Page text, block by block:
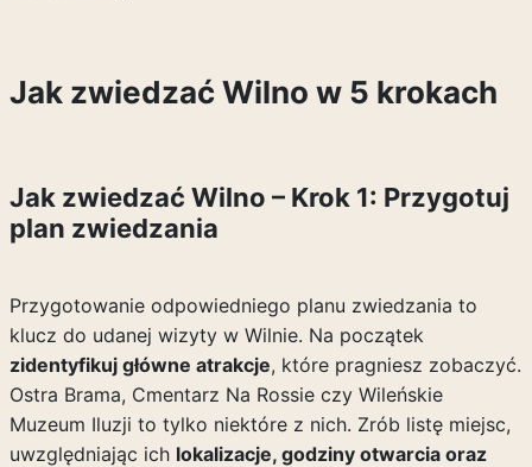
Jak zwiedzać Wilno w 5 krokach
Jak zwiedzać Wilno – Krok 1: Przygotuj
plan zwiedzania
Przygotowanie odpowiedniego planu zwiedzania to
klucz do udanej wizyty w Wilnie. Na początek
zidentyfikuj główne atrakcje, które pragniesz zobaczyć.
Ostra Brama, Cmentarz Na Rossie czy Wileńskie
Muzeum Iluzji to tylko niektóre z nich. Zrób listę miejsc,
uwzględniając ich lokalizacje, godziny otwarcia oraz